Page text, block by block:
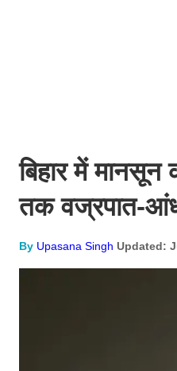
बिहार में
तक वज्रपात-
By Upasana Singh Updated: